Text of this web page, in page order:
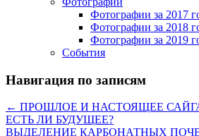
Фотографии за 2017
Фотографии за 2018
Фотографии за 2019
События
Навигация по записям
← ПРОШЛОЕ И НАСТОЯЩЕЕ
ЕСТЬ ЛИ БУДУЩЕЕ?
ВЫДЕЛЕНИЕ КАРБОНАТНЫХ